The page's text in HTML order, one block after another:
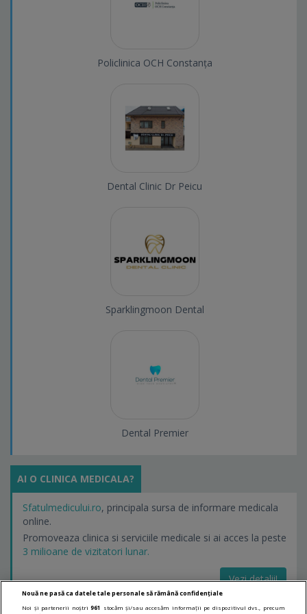
Policlinica OCH Constanța
Dental Clinic Dr Peicu
Sparklingmoon Dental
Dental Premier
AI O CLINICA MEDICALA?
Sfatulmedicului.ro, principala sursa de informare medicala
online.
Promoveaza clinica si serviciile medicale si ai acces la peste
3 milioane de vizitatori lunar.
Vezi detalii!
Nouă ne pasă ca datele tale personale să rămână confidențiale
Noi și partenerii noștri961
stocăm și/sau accesăm informații pe dispozitivul dvs., precum